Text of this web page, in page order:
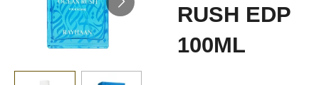
RUSH EDP
100ML